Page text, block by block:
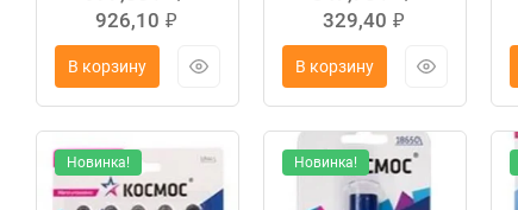
926,10 ₽
В корзину
329,40 ₽
В корзину
Новинка! Новинка!